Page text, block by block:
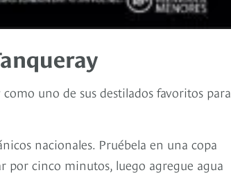
uno de sus destilados favoritos para
nacionales. Pruébela en una copa
por cinco minutos, luego agregue agua